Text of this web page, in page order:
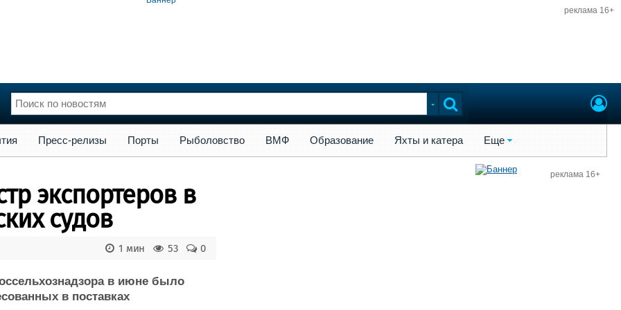
реклама 16+
Флот
Форум
Отзывы
Все службы
Пресс-релизы Порты Рыболовство ВМФ Образование Яхты и катера Еще
экспортеров в
судов
0
53
1 мин
в июне было
в поставках
реклама 16+